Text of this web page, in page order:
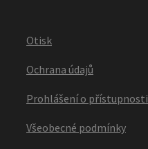
Otisk
Ochrana údajů
Prohlášení o přístupnosti
Všeobecné podmínky